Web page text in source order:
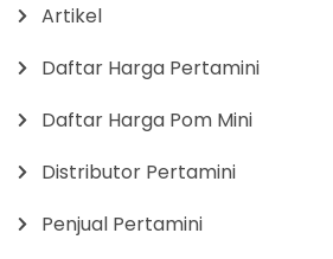
Artikel
Daftar Harga Pertamini
Daftar Harga Pom Mini
Distributor Pertamini
Penjual Pertamini